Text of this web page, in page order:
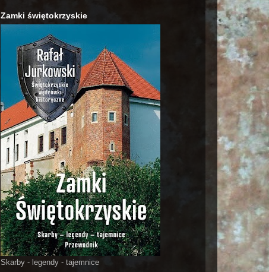
Zamki świętokrzyskie
Skarby - legendy - tajemnice